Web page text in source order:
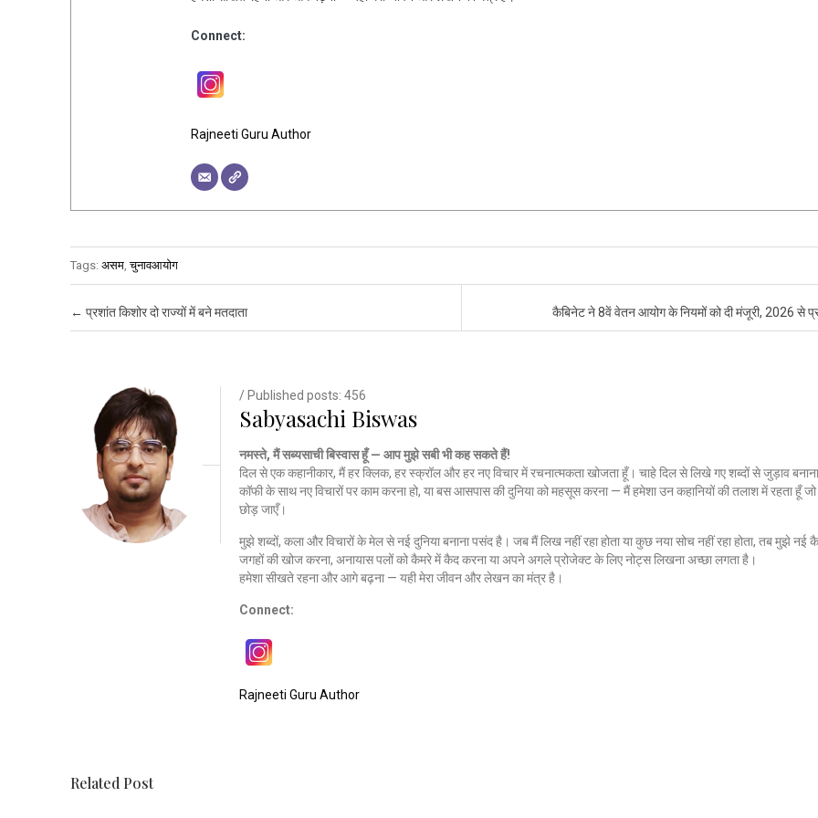
Connect:
Rajneeti Guru Author
Tags: असम ,चुनावआयोग
Post navigation
← प्रशांत किशोर दो राज्यों में बने मतदाता कैबिनेट ने 8वें वेतन आयोग के नियमों को दी मंजूरी, 2026 से
/ Published posts: 456
Sabyasachi Biswas
नमस्ते, मैं सब्यसाची बिस्वास हूँ — आप मुझे सबी भी कह सकते हैं!
दिल से एक कहानीकार, मैं हर क्लिक, हर स्क्रॉल और हर नए विचार में रचनात्मकता खोजता हूँ। चाहे दिल से लिखे गए शब्दों से जुड़ाव बनाना
कॉफी के साथ नए विचारों पर काम करना हो, या बस आसपास की दुनिया को महसूस करना — मैं हमेशा उन कहानियों की तलाश में रहता हूँ
छोड़ जाएँ।
मुझे शब्दों, कला और विचारों के मेल से नई दुनिया बनाना पसंद है। जब मैं लिख नहीं रहा होता या कुछ नया सोच नहीं रहा होता, तब मुझे नई
जगहों की खोज करना, अनायास पलों को कैमरे में कैद करना या अपने अगले प्रोजेक्ट के लिए नोट्स लिखना अच्छा लगता है।
हमेशा सीखते रहना और आगे बढ़ना — यही मेरा जीवन और लेखन का मंत्र है।
Connect:
Rajneeti Guru Author
Related Post